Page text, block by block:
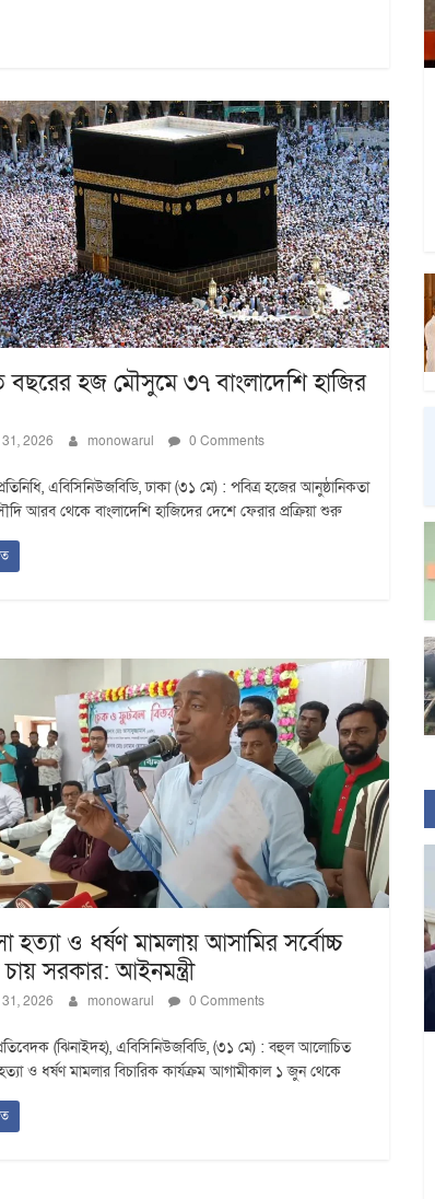
বছরের হজ মৌসুমে ৩৭ বাংলাদেশি হাজির
2026 monowarul 0 Comments
এবিসিনিউজবিডি, ঢাকা (৩১ মে) : পবিত্র হজের আনুষ্ঠানিকতা
আরব থেকে বাংলাদেশি হাজিদের দেশে ফেরার প্রক্রিয়া শুরু
হত্যা ও ধর্ষণ মামলায় আসামির সর্বোচ্চ
চায় সরকার: আইনমন্ত্রী
2026 monowarul 0 Comments
(ঝিনাইদহ), এবিসিনিউজবিডি, (৩১ মে) : বহুল আলোচিত
ও ধর্ষণ মামলার বিচারিক কার্যক্রম আগামীকাল ১ জুন থেকে